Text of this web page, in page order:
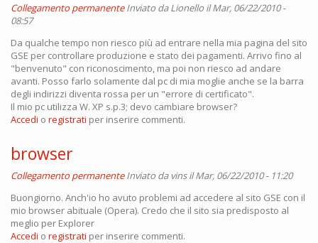
Collegamento permanente Inviato daLionello il Mar, 06/22/2010 -
08:57
Da qualche tempo non riesco più ad entrare nella mia pagina del sito
GSE per controllare produzione e stato dei pagamenti. Arrivo fino al
"benvenuto" con riconoscimento, ma poi non riesco ad andare
avanti. Posso farlo solamente dal pc di mia moglie anche se la barra
degli indirizzi diventa rossa per un "errore di certificato".
Il mio pc utilizza W. XP s.p.3; devo cambiare browser?
Accedi o registrati per inserire commenti.
browser
Collegamento permanente Inviato davinsil Mar, 06/22/2010 - 11:20
Buongiorno. Anch'io ho avuto problemi ad accedere al sito GSE con il
mio browser abituale (Opera). Credo che il sito sia predisposto al
meglio per Explorer
Accedi o registrati per inserire commenti.